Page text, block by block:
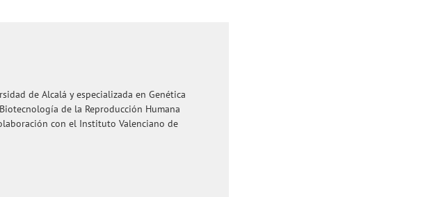
de Alcalá y especializada en Genética
de la Reproducción Humana
con el Instituto Valenciano de